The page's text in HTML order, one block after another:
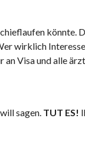
könnte.
wirklich
an Visa und alle
sagen. TUT ES!